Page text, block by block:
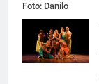
Foto: Danilo